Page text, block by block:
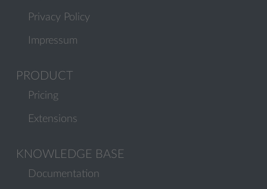
Privacy Policy
Impressum
PRODUCT
Pricing
Extensions
KNOWLEDGE BASE
Documentation